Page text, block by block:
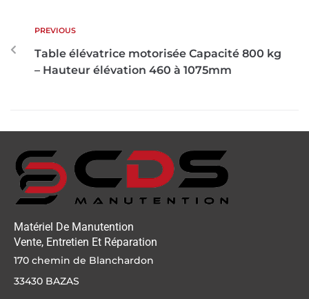
PREVIOUS
Table élévatrice motorisée Capacité 800 kg
– Hauteur élévation 460 à 1075mm
Matériel De Manutention
Vente, Entretien Et Réparation
170 chemin de Blanchardon
33430 BAZAS